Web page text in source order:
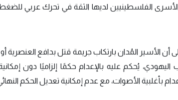
الفلسطينيين لديها الثقة في تحرك عربي للضغط
الأسير المُدان بارتكاب جريمة قتل بدافع العنصرية أو
اليهودي، يُحكم عليه بالإعدام حكمًا إلزاميًا دون
بأغلبية الأصوات، مع عدم إمكانية تعديل الحكم